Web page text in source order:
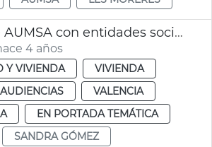
Reunión de AUMSA con entidades sociales
4 años
Y VIVIENDA
VIVIENDA
VALENCIA
EN PORTADA TEMÁTICA
SANDRA GÓMEZ